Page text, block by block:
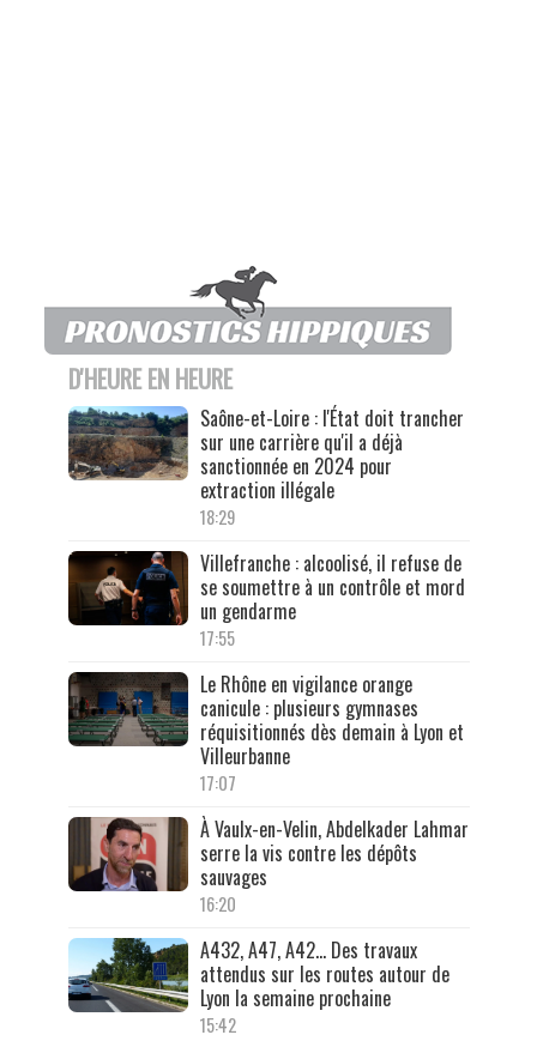
D'HEURE EN HEURE
Saône-et-Loire : l'État doit trancher
sur une carrière qu'il a déjà
sanctionnée en 2024 pour
extraction illégale
18:29
Villefranche : alcoolisé, il refuse de
se soumettre à un contrôle et mord
un gendarme
17:55
Le Rhône en vigilance orange
canicule : plusieurs gymnases
réquisitionnés dès demain à Lyon et
Villeurbanne
17:07
À Vaulx-en-Velin, Abdelkader Lahmar
serre la vis contre les dépôts
sauvages
16:20
A432, A47, A42… Des travaux
attendus sur les routes autour de
Lyon la semaine prochaine
15:42